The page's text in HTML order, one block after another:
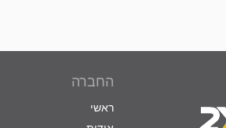
החברה
ראשי